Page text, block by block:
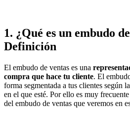
1. ¿Qué es un embudo
Definición
El embudo de ventas es una
compra que hace tu cliente. El
forma segmentada a tus clientes según
en el que esté. Por ello es muy
del embudo de ventas que veremos en